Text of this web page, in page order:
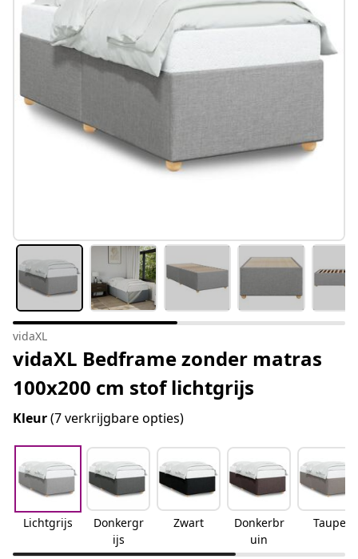
vidaXL
vidaXL Bedframe zonder matras
100x200 cm stof lichtgrijs
Kleur(7 verkrijgbare opties)
Lichtgrijs
Donkergr
ijs
Zwart
Donkerbr
uin
Taupe